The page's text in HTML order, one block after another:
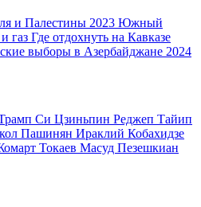
и Палестины 2023 Южный
газ Где отдохнуть на Кавказе
выборы в Азербайджане 2024
Си Цзиньпин Реджеп Тайип
Пашинян Ираклий Кобахидзе
Токаев Масуд Пезешкиан